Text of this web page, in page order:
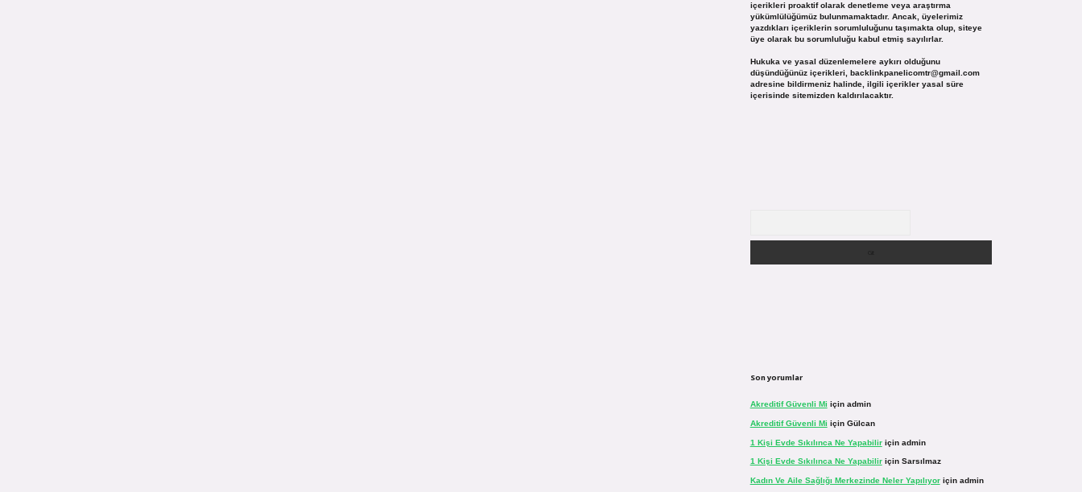
içerikleri proaktif olarak denetleme veya araştırma
yükümlülüğümüz bulunmamaktadır. Ancak, üyelerimiz
yazdıkları içeriklerin sorumluluğunu taşımakta olup, siteye
üye olarak bu sorumluluğu kabul etmiş sayılırlar.
Hukuka ve yasal düzenlemelere aykırı olduğunu
düşündüğünüz içerikleri, backlinkpanelicomtr@gmail.com
adresine bildirmeniz halinde, ilgili içerikler yasal süre
içerisinde sitemizden kaldırılacaktır.
Son yorumlar
Akreditif Güvenli Mi için admin
Akreditif Güvenli Mi için Gülcan
1 Kişi Evde Sıkılınca Ne Yapabiliriçin admin
1 Kişi Evde Sıkılınca Ne Yapabiliriçin Sarsılmaz
Kadın Ve Aile Sağlığı Merkezinde Neler Yapılıyoriçin admin